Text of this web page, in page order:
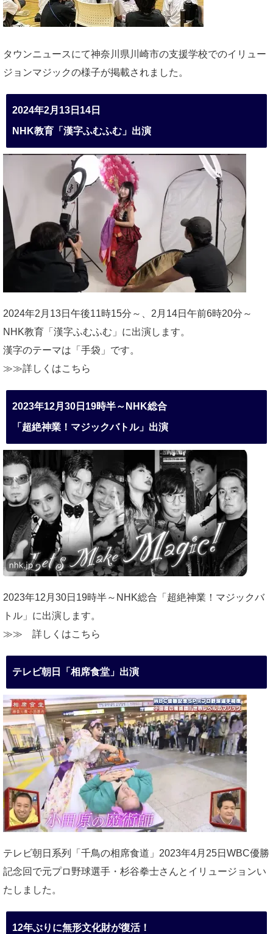
タウンニュースにて神奈川県川崎市の支援学校でのイリュー
ジョンマジックの様子が掲載されました。
2024年2月13日14日
NHK教育「漢字ふむふむ」出演
2024年2月13日午後11時15分～、2月14日午前6時20分～
NHK教育「漢字ふむふむ」に出演します。
漢字のテーマは「手袋」です。
≫≫詳しくはこちら
2023年12月30日19時半～NHK総合
「超絶神業！マジックバトル」出演
2023年12月30日19時半～NHK総合「超絶神業！マジックバ
トル」に出演します。
≫≫ 詳しくはこちら
テレビ朝日「相席食堂」出演
テレビ朝日系列「千鳥の相席食道」2023年4月25日WBC優勝
記念回で元プロ野球選手・杉谷拳士さんとイリュージョンい
たしました。
12年ぶりに無形文化財が復活！